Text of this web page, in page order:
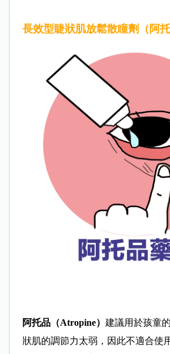
長效型睫狀肌放鬆散瞳劑（阿托
阿托品（Atropine） 建議用於孩童
狀肌的調節力太弱，因此不適合使